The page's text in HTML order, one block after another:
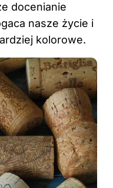
docenianie
nasze życie i
kolorowe.